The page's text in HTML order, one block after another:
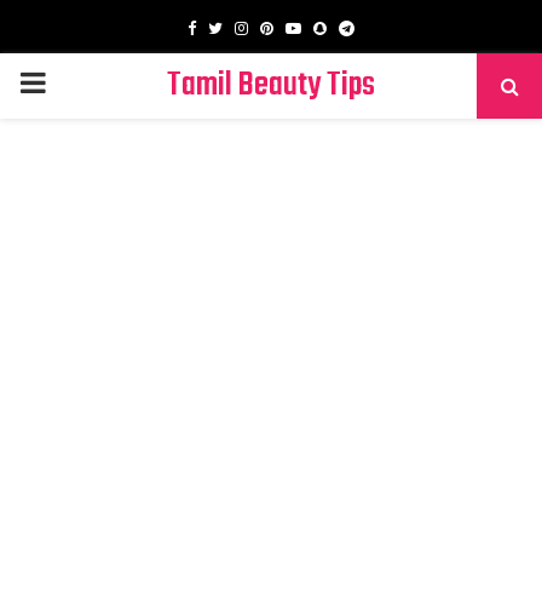
Facebook
TwitterInstagram
PinterestYoutube
SnapchatTelegram
PRIMARY
Tamil Beauty Tips